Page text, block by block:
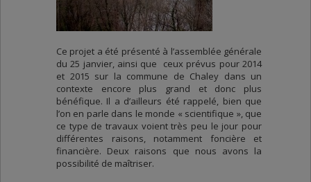
Ce projet a été présenté à l’assemblée générale
du 25 janvier, ainsi que ceux prévus pour 2014
et 2015 sur la commune de Chaley dans un
contexte encore plus grand et donc plus
bénéfique. Il a d’ailleurs été rappelé, bien que
l’on en parle dans le monde « scientifique », que
ce type de travaux voient très peu le jour pour
différentes raisons, notamment foncière et
financière. Deux raisons que nous avons la
possibilité de maîtriser.